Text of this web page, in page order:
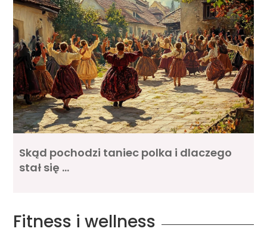
Skąd pochodzi taniec polka i dlaczego
stał się …
Fitness i wellness